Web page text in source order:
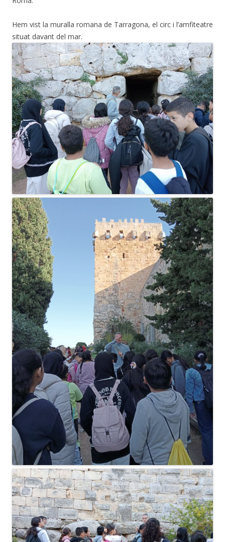
Hem vist la muralla romana de Tarragona, el circ i l’amfiteatre
situat davant del mar.